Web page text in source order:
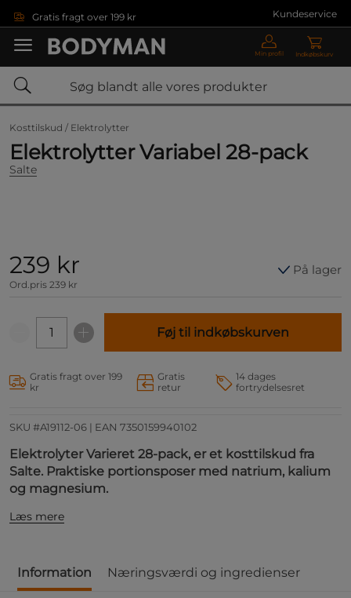
Gratis fragt over 199 kr Kundeservice
Min profil Indkøbskurv
Kosttilskud / Elektrolytter
Elektrolytter Variabel 28-pack
Salte
239 kr
Ord.pris 239 kr
På lager
Føj til indkøbskurven
Gratis fragt over 199
kr
Gratis
retur
14 dages
fortrydelsesret
SKU #A19112-06 | EAN 7350159940102
Elektrolyter Varieret 28-pack, er et kosttilskud fra
Salte. Praktiske portionsposer med natrium, kalium
og magnesium.
Læs mere
Information Næringsværdi og ingredienser